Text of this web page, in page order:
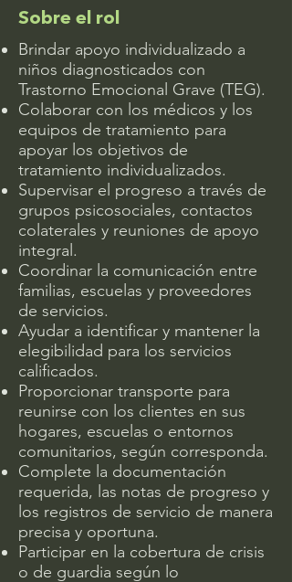
Sobre el rol
Brindar apoyo individualizado a
niños diagnosticados con
Trastorno Emocional Grave (TEG).
Colaborar con los médicos y los
equipos de tratamiento para
apoyar los objetivos de
tratamiento individualizados.
Supervisar el progreso a través de
grupos psicosociales, contactos
colaterales y reuniones de apoyo
integral.
Coordinar la comunicación entre
familias, escuelas y proveedores
de servicios.
Ayudar a identificar y mantener la
elegibilidad para los servicios
calificados.
Proporcionar transporte para
reunirse con los clientes en sus
hogares, escuelas o entornos
comunitarios, según corresponda.
Complete la documentación
requerida, las notas de progreso y
los registros de servicio de manera
precisa y oportuna.
Participar en la cobertura de crisis
o de guardia según lo